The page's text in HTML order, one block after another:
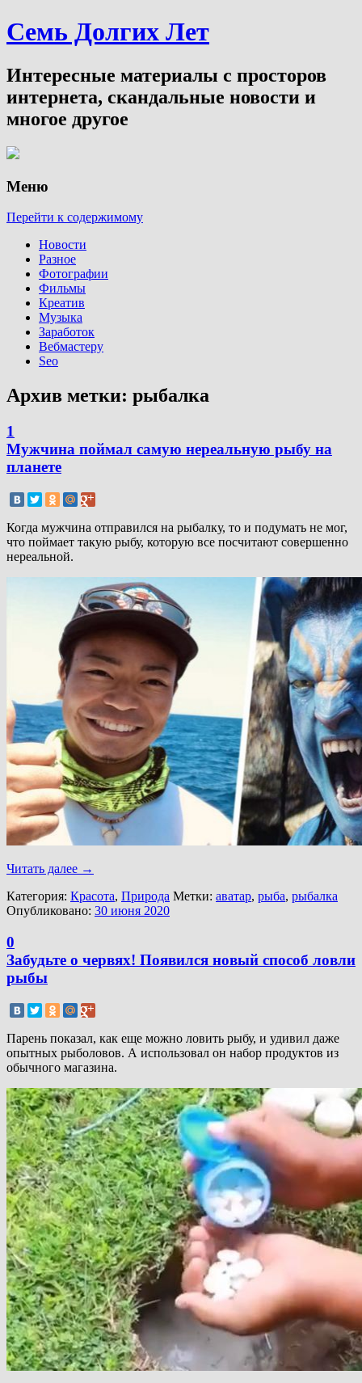
Семь Долгих Лет
Интересные материалы с просторов
интернета, скандальные новости и
многое другое
Меню
Перейти к содержимому
Новости
Разное
Фотографии
Фильмы
Креатив
Музыка
Заработок
Вебмастеру
Seo
Архив метки: рыбалка
1
Мужчина поймал самую нереальную рыбу на
планете
Когда мужчина отправился на рыбалку, то и подумать не мог,
что поймает такую рыбу, которую все посчитают совершенно
нереальной.
Читать далее →
Категория: Красота, Природа Метки: аватар, рыба, рыбалка
Опубликовано: 30 июня 2020
0
Забудьте о червях! Появился новый способ ловли
рыбы
Парень показал, как еще можно ловить рыбу, и удивил даже
опытных рыболовов. А использовал он набор продуктов из
обычного магазина.